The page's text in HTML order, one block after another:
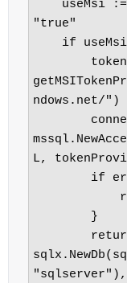
"true"
ndows.net/")
L,